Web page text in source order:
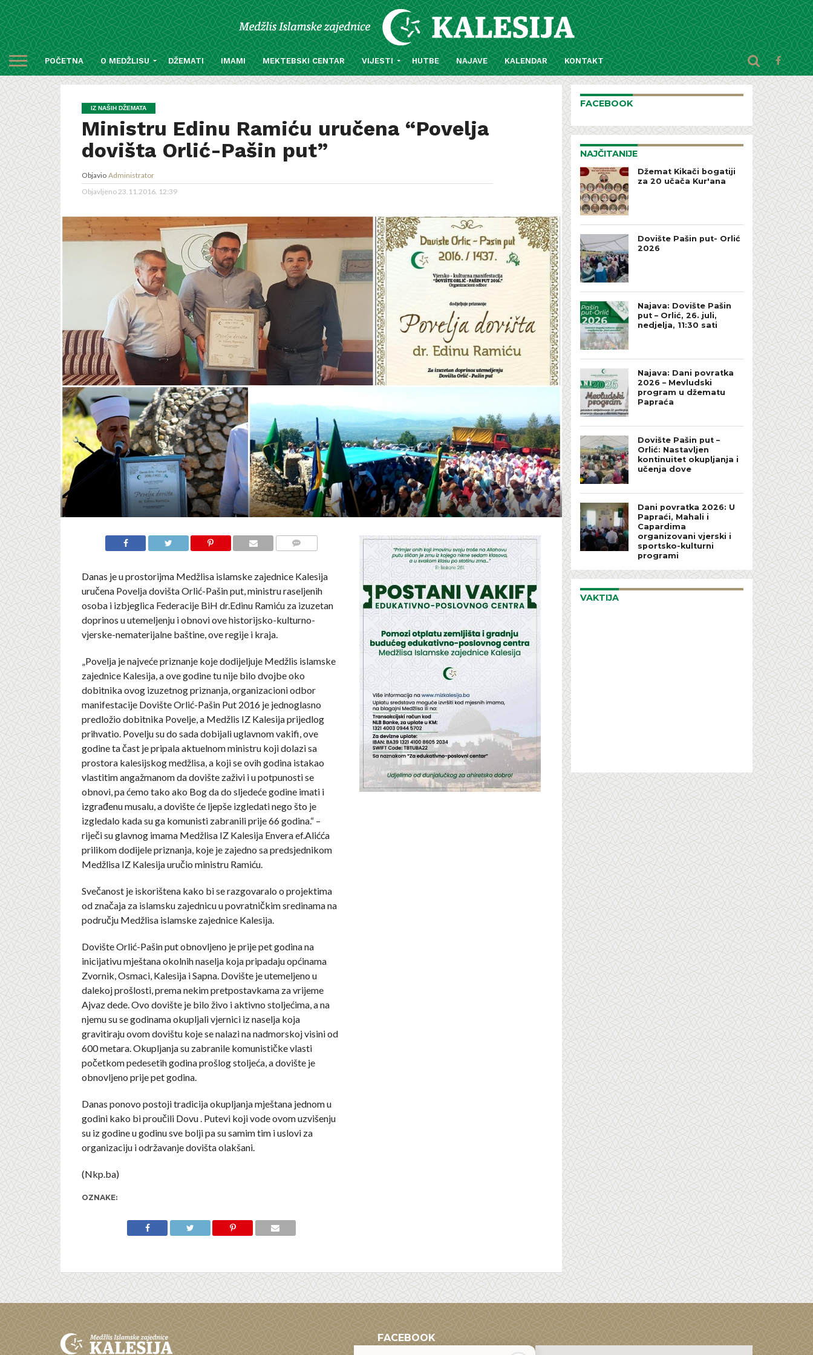
POČETNA O MEDŽLISU DŽEMATI IMAMI MEKTEBSKI CENTAR VIJESTI HUTBE NAJAVE KALENDAR KONTAKT
IZ NAŠIH DŽEMATA
Ministru Edinu Ramiću uručena “Povelja
dovišta Orlić-Pašin put”
Objavio Administrator
Objavljeno23.11.2016. 12:39
Danas je u prostorijma Medžlisa islamske zajednice Kalesija
uručena Povelja dovišta Orlić-Pašin put, ministru raseljenih
osoba i izbjeglica Federacije BiH dr.Edinu Ramiću za izuzetan
doprinos u utemeljenju i obnovi ove historijsko-kulturno-
vjerske-nematerijalne baštine, ove regije i kraja.
„Povelja je najveće priznanje koje dodijeljuje Medžlis islamske
zajednice Kalesija, a ove godine tu nije bilo dvojbe oko
dobitnika ovog izuzetnog priznanja, organizacioni odbor
manifestacije Dovište Orlić-Pašin Put 2016 je jednoglasno
predložio dobitnika Povelje, a Medžlis IZ Kalesija prijedlog
prihvatio. Povelju su do sada dobijali uglavnom vakifi, ove
godine ta čast je pripala aktuelnom ministru koji dolazi sa
prostora kalesijskog medžlisa, a koji se ovih godina istakao
vlastitim angažmanom da dovište zaživi i u potpunosti se
obnovi, pa ćemo tako ako Bog da do sljedeće godine imati i
izgrađenu musalu, a dovište će ljepše izgledati nego što je
izgledalo kada su ga komunisti zabranili prije 66 godina.“ –
riječi su glavnog imama Medžlisa IZ Kalesija Envera ef.Alićća
prilikom dodijele priznanja, koje je zajedno sa predsjednikom
Medžlisa IZ Kalesija uručio ministru Ramiću.
Svečanost je iskorištena kako bi se razgovaralo o projektima
od značaja za islamsku zajednicu u povratničkim sredinama na
području Medžlisa islamske zajednice Kalesija.
Dovište Orlić-Pašin put obnovljeno je prije pet godina na
inicijativu mještana okolnih naselja koja pripadaju općinama
Zvornik, Osmaci, Kalesija i Sapna. Dovište je utemeljeno u
dalekoj prošlosti, prema nekim pretpostavkama za vrijeme
Ajvaz dede. Ovo dovište je bilo živo i aktivno stoljećima, a na
njemu su se godinama okupljali vjernici iz naselja koja
gravitiraju ovom dovištu koje se nalazi na nadmorskoj visini od
600 metara. Okupljanja su zabranile komunističke vlasti
početkom pedesetih godina prošlog stoljeća, a dovište je
obnovljeno prije pet godina.
Danas ponovo postoji tradicija okupljanja mještana jednom u
godini kako bi proučili Dovu . Putevi koji vode ovom uzvišenju
su iz godine u godinu sve bolji pa su samim tim i uslovi za
organizaciju i održavanje dovišta olakšani.
(Nkp.ba)
OZNAKE:
FACEBOOK
NAJČITANIJE
Džemat Kikači bogatiji
za 20 učača Kur'ana
Dovište Pašin put- Orlić
2026
Najava: Dovište Pašin
put – Orlić, 26. juli,
nedjelja, 11:30 sati
Najava: Dani povratka
2026 – Mevludski
program u džematu
Papraća
Dovište Pašin put –
Orlić: Nastavljen
kontinuitet okupljanja i
učenja dove
Dani povratka 2026: U
Papraći, Mahali i
Capardima
organizovani vjerski i
sportsko-kulturni
programi
VAKTIJA
FACEBOOK